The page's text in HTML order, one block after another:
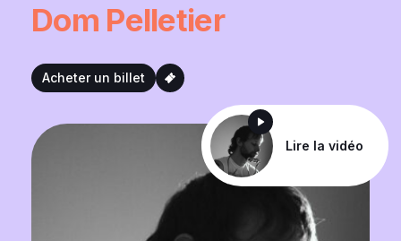
Dom Pelletier
Acheter un billet
Lire la vidéo